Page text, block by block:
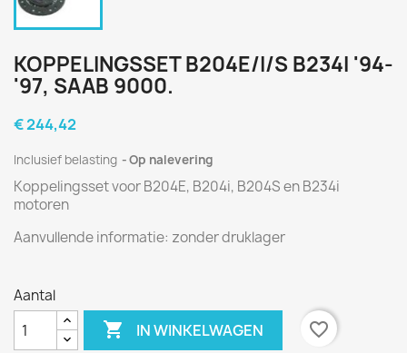
KOPPELINGSSET B204E/I/S B234I '94-
'97, SAAB 9000.
€ 244,42
Inclusief belasting Op nalevering
Koppelingsset voor B204E, B204i, B204S en B234i
motoren
Aanvullende informatie: zonderdruklager
Aantal
 IN WINKELWAGEN
favorite_border